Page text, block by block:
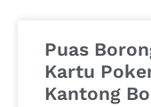
Puas
Kartu
Kantong